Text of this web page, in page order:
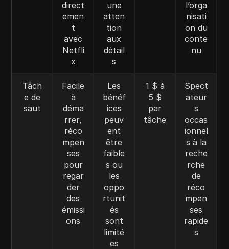
direct
emen
t
avec
Netfli
x
une
atten
tion
aux
détail
s
l’orga
nisati
on du
conte
nu
Tâch
e de
saut
Facile
à
déma
rrer,
réco
mpen
ses
pour
regar
der
des
émissi
ons
Les
bénéf
ices
peuv
ent
être
faible
s ou
les
oppo
rtunit
és
sont
limité
es
1 $ à
5 $
par
tâche
Spect
ateur
s
occas
ionnel
s à la
reche
rche
de
réco
mpen
ses
rapide
s